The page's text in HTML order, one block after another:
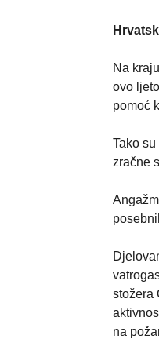
Na
ovo
pomoć
Tako
zračne
stožera
na